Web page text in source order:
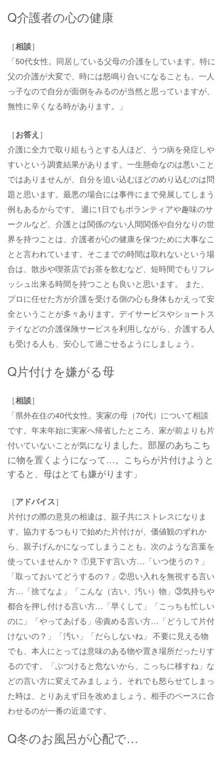
Q介護者の心の健康
［相談］
「50代女性。同居している父母の介護をしています。特に
父の介護が大変で、時には怒鳴り合いになることも。一人
っ子なので自分が面倒をみるのが当然と思っていますが、
無性に辛くなる時があります。」
［お答え ］
介護に全力で取り組もうとする人ほど、うつ病を発症しや
すいという調査結果があります。一生懸命なのは悪いこと
ではありませんが、自分を追い込むほどのめり込むのは問
題と思います。最悪の場合には事件にまで発展してしまう
例もあるからです。 週に1日でもボランティアや趣味のサ
ークルなど、介護とは関係のない人間関係や自分なりの世
界を持つことは、介護者が心の健康を保つために大事なこ
とと言われています。そこまでの時間は取れないという場
合は、散歩や喫茶店でお茶を飲むなど、短時間でもリフレ
ッシュ出来る時間を持つことも良いと思います。 また、
プロに任せた方が介護を受ける側の心も身体もかえって安
全ということが多々あります。デイサービスやショートス
テイなどの介護保険サービスを利用しながら、介護する人
も受ける人も、安心して過ごせるようにしましょう。
Q片付けを嫌がる母
［相談］
「県外在住の40代女性。実家の母（70代）について相談
です。年末年始に実家へ帰省したところ、家が前よりも片
付いていないことが気にな りました。部屋のあちこち
に物を置くようになって…。こちらが片付けようと
すると、母はとても嫌がります」
［アドバイス］
片付けの際の意見の相違は、親子共にストレスになりま
す。協力するつもりで始めた片付けが、価値観のずれか
ら、親子げんかになってしまうことも。次のような言葉を
使っていませんか？ ①見下す言い方…「いつ使うの？」
「取っておいてどうするの？」②思い入れを無視する言い
方…「捨てなよ」「こんな（古い、汚い）物」③気持ちや
都合を押し付ける言い方…「早くして」「こっちも忙しい
のに」「やってあげる」④責める言い方…「どうして片付
けないの？」「汚い」「だらしないね」 不要に見える物
でも、本人にとっては意味のある物や置き場所だったりす
るのです。「ぶつけると危ないから、こっちに移すね」な
どの言い方に変えてみましょう。それでも怒らせてしまっ
た時は、とりあえず日を改めましょう。相手のペースに合
わせるのが一番の近道です。
Q冬のお風呂が心配で…